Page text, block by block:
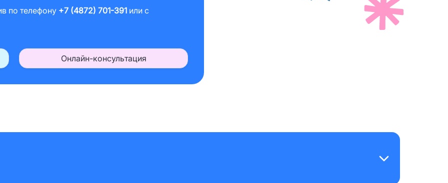
по телефону +7 (4872) 701-391 или с
Онлайн-консультация